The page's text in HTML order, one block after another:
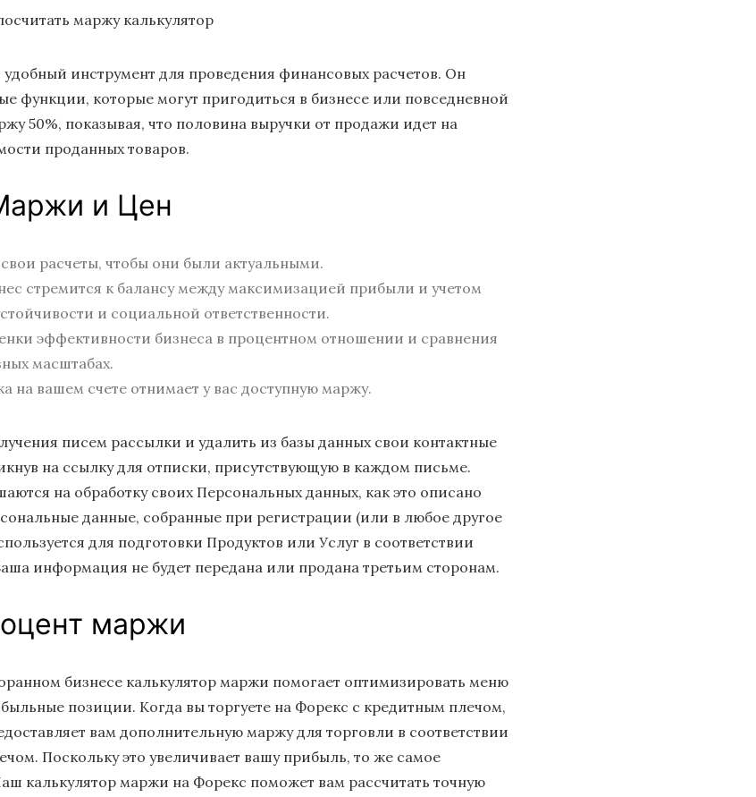
инструмент для проведения финансовых расчетов. Он
функции, которые могут пригодиться в бизнесе или повседневной
50%, показывая, что половина выручки от продажи идет на
проданных товаров.
и Цен
расчеты, чтобы они были актуальными.
стремится к балансу между максимизацией прибыли и учетом
и социальной ответственности.
эффективности бизнеса в процентном отношении и сравнения
масштабах.
на вашем счете отнимает у вас доступную маржу.
писем рассылки и удалить из базы данных свои контактные
на ссылку для отписки, присутствующую в каждом письме.
на обработку своих Персональных данных, как это описано
данные, собранные при регистрации (или в любое другое
для подготовки Продуктов или Услуг в соответствии
информация не будет передана или продана третьим сторонам.
маржи
бизнесе калькулятор маржи помогает оптимизировать меню
позиции. Когда вы торгуете на Форекс с кредитным плечом,
вам дополнительную маржу для торговли в соответствии
Поскольку это увеличивает вашу прибыль, то же самое
калькулятор маржи на Форекс поможет вам рассчитать точную